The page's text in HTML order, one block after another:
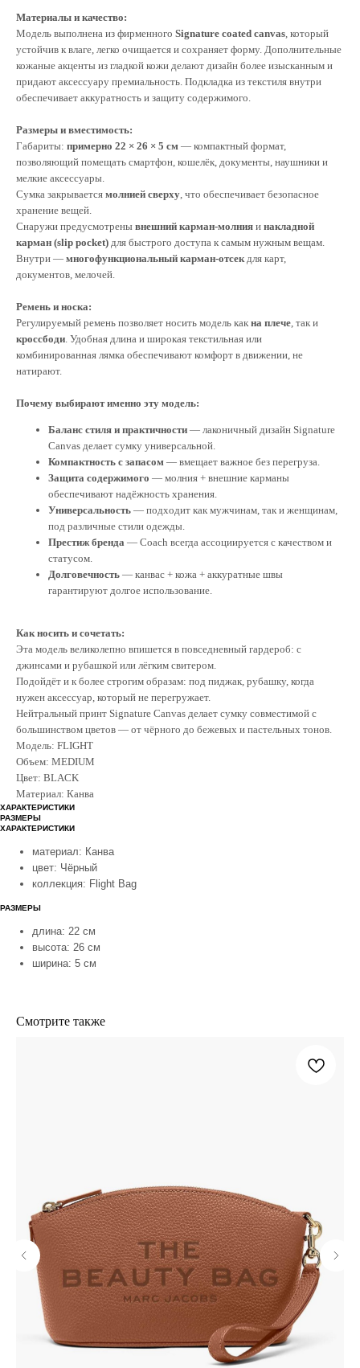
Материалы и качество:
Модель выполнена из фирменного Signature coated canvas, который
устойчив к влаге, легко очищается и сохраняет форму. Дополнительные
кожаные акценты из гладкой кожи делают дизайн более изысканным и
придают аксессуару премиальность. Подкладка из текстиля внутри
обеспечивает аккуратность и защиту содержимого.
Размеры и вместимость:
Габариты: примерно 22 × 26 × 5 см — компактный формат,
позволяющий помещать смартфон, кошелёк, документы, наушники и
мелкие аксессуары.
Сумка закрывается молнией сверху, что обеспечивает безопасное
хранение вещей.
Снаружи предусмотрены внешний карман-молния и накладной
карман (slip pocket) для быстрого доступа к самым нужным вещам.
Внутри — многофункциональный карман-отсекдля карт,
документов, мелочей.
Ремень и носка:
Регулируемый ремень позволяет носить модель как на плече, так и
кроссбоди. Удобная длина и широкая текстильная или
комбинированная лямка обеспечивают комфорт в движении, не
натирают.
Почему выбирают именно эту модель:
Баланс стиля и практичности — лаконичный дизайн Signature
Canvas делает сумку универсальной.
Компактность с запасом — вмещает важное без перегруза.
Защита содержимого — молния + внешние карманы
обеспечивают надёжность хранения.
Универсальность — подходит как мужчинам, так и женщинам,
под различные стили одежды.
Престиж бренда — Coach всегда ассоциируется с качеством и
статусом.
Долговечность — канвас + кожа + аккуратные швы
гарантируют долгое использование.
Как носить и сочетать:
Эта модель великолепно впишется в повседневный гардероб: с
джинсами и рубашкой или лёгким свитером.
Подойдёт и к более строгим образам: под пиджак, рубашку, когда
нужен аксессуар, который не перегружает.
Нейтральный принт Signature Canvas делает сумку совместимой с
большинством цветов — от чёрного до бежевых и пастельных тонов.
Модель: FLIGHT
Объем: MEDIUM
Цвет: BLACK
Материал: Канва
ХАРАКТЕРИСТИКИ
РАЗМЕРЫ
ХАРАКТЕРИСТИКИ
материал: Канва
цвет: Чёрный
коллекция: Flight Bag
РАЗМЕРЫ
длина: 22 см
высота: 26 см
ширина: 5 см
Смотрите также
публичная оферта
политика конфиденциальности
покупателям
Разработка и дизайн сайта